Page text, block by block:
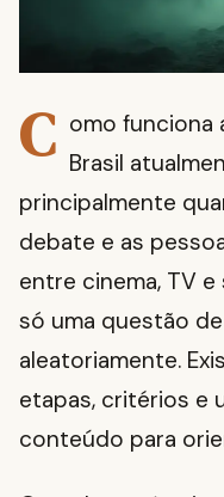
C omo funciona
Brasil
principalmente
debate e as
entre cinema, TV e
só uma questão
aleatoriamente.
etapas, critérios e
conteúdo para